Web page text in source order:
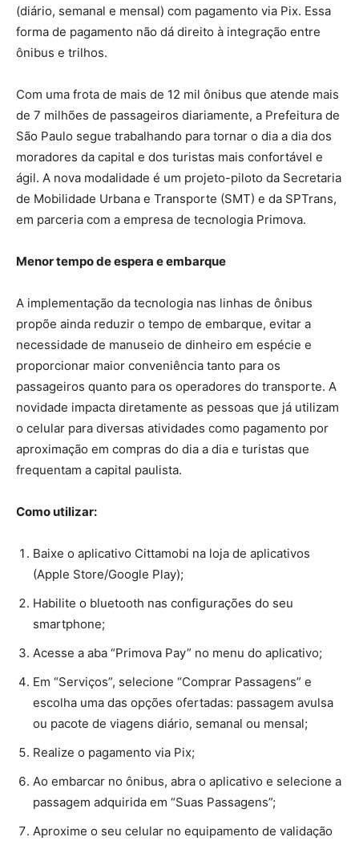
(diário, semanal e mensal) com pagamento via Pix. Essa
forma de pagamento não dá direito à integração entre
ônibus e trilhos.
Com uma frota de mais de 12 mil ônibus que atende mais
de 7 milhões de passageiros diariamente, a Prefeitura de
São Paulo segue trabalhando para tornar o dia a dia dos
moradores da capital e dos turistas mais confortável e
ágil. A nova modalidade é um projeto-piloto da Secretaria
de Mobilidade Urbana e Transporte (SMT) e da SPTrans,
em parceria com a empresa de tecnologia Primova.
Menor tempo de espera e embarque
A implementação da tecnologia nas linhas de ônibus
propõe ainda reduzir o tempo de embarque, evitar a
necessidade de manuseio de dinheiro em espécie e
proporcionar maior conveniência tanto para os
passageiros quanto para os operadores do transporte. A
novidade impacta diretamente as pessoas que já utilizam
o celular para diversas atividades como pagamento por
aproximação em compras do dia a dia e turistas que
frequentam a capital paulista.
Como utilizar:
Baixe o aplicativo Cittamobi na loja de aplicativos
(Apple Store/Google Play);
Habilite o bluetooth nas configurações do seu
smartphone;
Acesse a aba “Primova Pay” no menu do aplicativo;
Em “Serviços”, selecione “Comprar Passagens” e
escolha uma das opções ofertadas: passagem avulsa
ou pacote de viagens diário, semanal ou mensal;
Realize o pagamento via Pix;
Ao embarcar no ônibus, abra o aplicativo e selecione a
passagem adquirida em “Suas Passagens”;
Aproxime o seu celular no equipamento de validação